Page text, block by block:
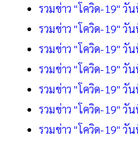
รวมข่าว "โควิด-19" วั
รวมข่าว "โควิด-19" วั
รวมข่าว "โควิด-19" วั
รวมข่าว "โควิด-19" วั
รวมข่าว "โควิด-19" วั
รวมข่าว "โควิด-19" วั
รวมข่าว "โควิด-19" วั